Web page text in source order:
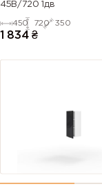
45В/720 1дв
450 720 350
1 834 ₴